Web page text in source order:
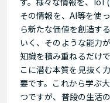
その情報を、AI等を使
ら新たな価値を創造す
いく、そのような能力
知識を積み重ねるだけ
こに潜む本質を見抜く
要です。これから学ぶ
つですが、普段の生活